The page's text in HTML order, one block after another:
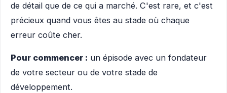
de détail que de ce qui a marché. C'est rare, et c'est
précieux quand vous êtes au stade où chaque
erreur coûte cher.
Pour commencer : un épisode avec un fondateur
de votre secteur ou de votre stade de
développement.